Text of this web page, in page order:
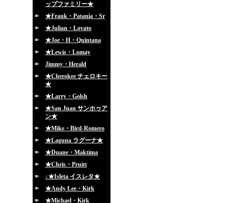
ップファミリー★
★Frank・Patania・Sr
★Julian・Lovato
★Joe・H・Quintana
★Lewis・Lomay
Jimmy・Herald
★Cherokee チェロキー
★
★Larry・Golsh
★San Juan サンホゥア
ン★
★Mike・Bird-Romero
★Laguna ラグーナ★
★Duane・Maktima
★Chris・Pruitt
↓★Isleta イスレタ★
★Andy Lee・Kirk
★Michael・Kirk